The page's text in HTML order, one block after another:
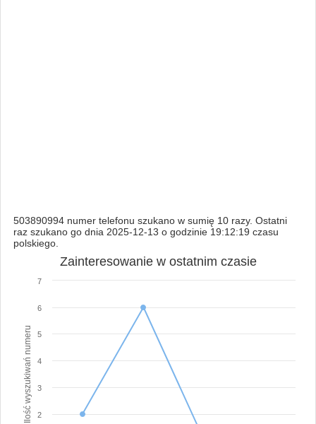
503890994 numer telefonu szukano w sumię 10 razy. Ostatni
raz szukano go dnia 2025-12-13 o godzinie 19:12:19 czasu
polskiego.
Ilość wyszukiwań numeru
Zainteresowanie w ostatnim czasie
2
3
4
5
6
7